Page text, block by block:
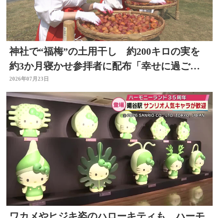
神社で“福梅”の土用干し 約200キロの実を
約3か月寝かせ参拝者に配布「幸せに過ごせ
るように」大分
2026年07月23日